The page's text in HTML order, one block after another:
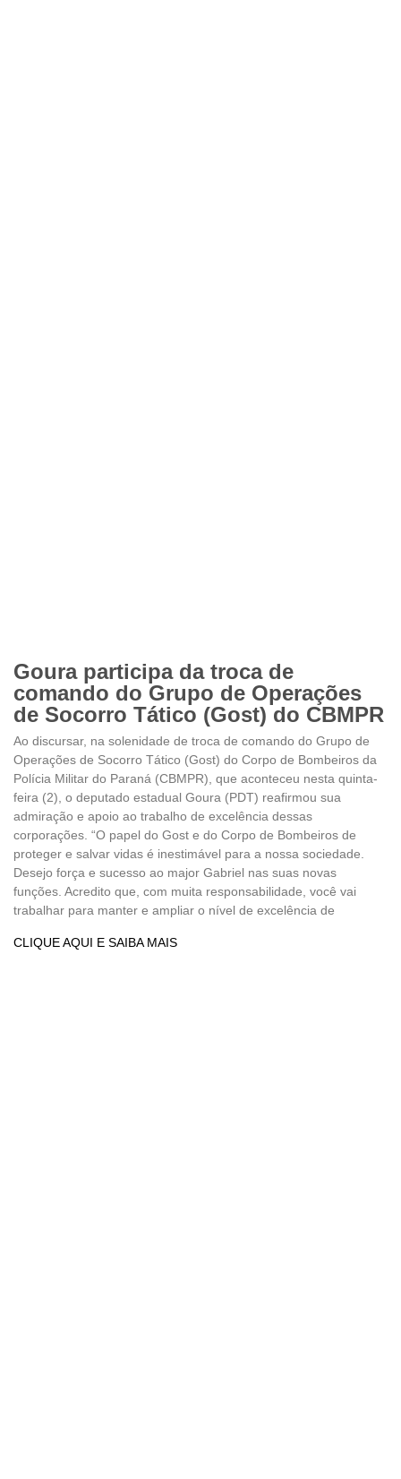
Goura participa da troca de
comando do Grupo de Operações
de Socorro Tático (Gost) do CBMPR
Ao discursar, na solenidade de troca de comando do Grupo de
Operações de Socorro Tático (Gost) do Corpo de Bombeiros da
Polícia Militar do Paraná (CBMPR), que aconteceu nesta quinta-
feira (2), o deputado estadual Goura (PDT) reafirmou sua
admiração e apoio ao trabalho de excelência dessas
corporações. “O papel do Gost e do Corpo de Bombeiros de
proteger e salvar vidas é inestimável para a nossa sociedade.
Desejo força e sucesso ao major Gabriel nas suas novas
funções. Acredito que, com muita responsabilidade, você vai
trabalhar para manter e ampliar o nível de excelência de
CLIQUE AQUI E SAIBA MAIS